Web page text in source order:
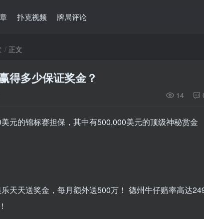
扑克视频 牌局评论
正文
得多少保证奖金？
14
元的锦标赛担保，其中有500,000美元的顶级神秘赏金
天天送奖金，每月额外送500万！ 德州牛仔赔率高达